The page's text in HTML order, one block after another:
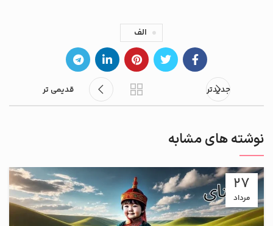
الف
جدیدتر قدیمی تر
نوشته های مشابه
27
مرداد